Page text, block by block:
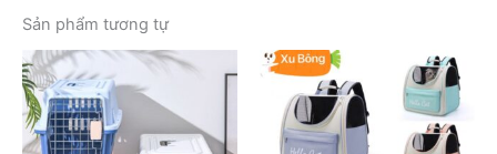
Sản phẩm tương tự